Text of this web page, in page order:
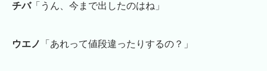
チバ「うん、今まで出したのはね」
ウエノ 「あれって値段違ったりするの？」